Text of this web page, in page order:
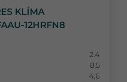
KLÍMA
12HRFN8
2,4
8,5
4,6